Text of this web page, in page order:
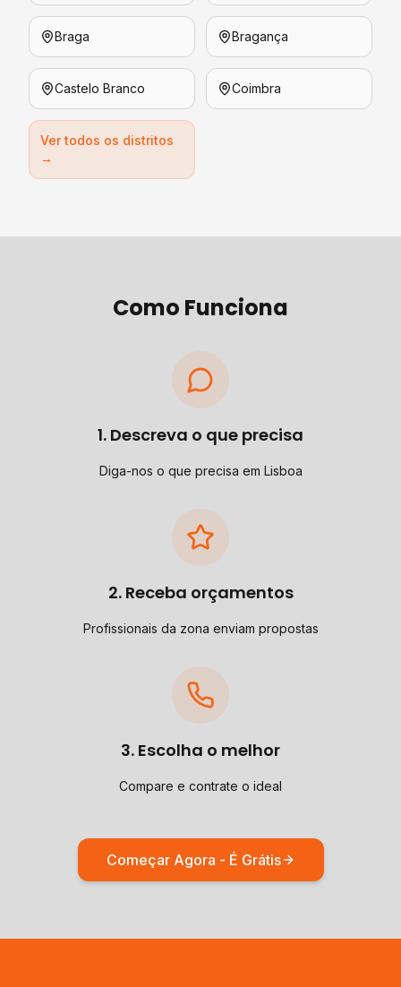
Braga Bragança
Castelo Branco Coimbra
Ver todos os distritos
→
Como Funciona
1. Descreva o que precisa
Diga-nos o que precisa em Lisboa
2. Receba orçamentos
Profissionais da zona enviam propostas
3. Escolha o melhor
Compare e contrate o ideal
Começar Agora - É Grátis